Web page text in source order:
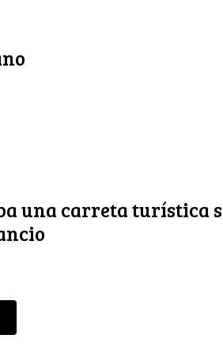
una carreta turística